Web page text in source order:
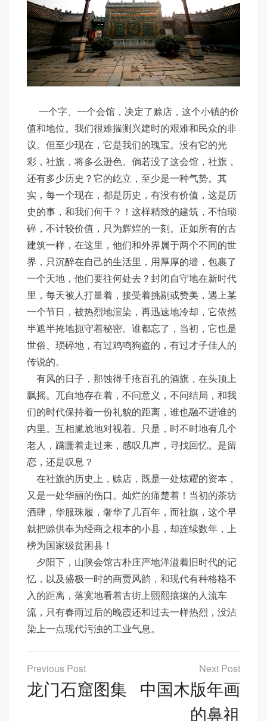
一个字、一个会馆，决定了赊店，这个小镇的价
值和地位。我们很难揣测兴建时的艰难和民众的非
议。但至少现在，它是我们的瑰宝。没有它的光
彩，社旗，将多么逊色。倘若没了这会馆，社旗，
还有多少历史？它的屹立，至少是一种气势。其
实，每一个现在，都是历史，有没有价值，这是历
史的事，和我们何干？！这样精致的建筑，不怕琐
碎，不计较价值，只为辉煌的一刻。正如所有的古
建筑一样，在这里，他们和外界属于两个不同的世
界，只沉醉在自己的生活里，用厚厚的墙，包裹了
一个天地，他们要往何处去？封闭自守地在新时代
里，每天被人打量着，接受着挑剔或赞美，遇上某
一个节日，被热烈地渲染，再迅速地冷却，它依然
半遮半掩地扼守着秘密。谁都忘了，当初，它也是
世俗、琐碎地，有过鸡鸣狗盗的，有过才子佳人的
传说的。
有风的日子，那蚀得千疮百孔的酒旗，在头顶上
飘摇。兀自地存在着，不问意义，不问结局，和我
们的时代保持着一份礼貌的距离，谁也融不进谁的
内里。互相尴尬地对视着。只是，时不时地有几个
老人，蹒跚着走过来，感叹几声，寻找回忆。是留
恋，还是叹息？
在社旗的历史上，赊店，既是一处炫耀的资本，
又是一处华丽的伤口。灿烂的痛楚着！当初的茶坊
酒肆，华服珠履，奢华了几百年，而社旗，这个早
就把赊供奉为经商之根本的小县，却连续数年，上
榜为国家级贫困县！
夕阳下，山陕会馆古朴庄严地洋溢着旧时代的记
忆，以及盛极一时的商贾风韵，和现代有种格格不
入的距离，落寞地看着古街上熙熙攘攘的人流车
流，只有春雨过后的晚霞还和过去一样热烈，没沾
染上一点现代污浊的工业气息。
文
章
龙门石窟图集 中国木版年画
的鼻祖